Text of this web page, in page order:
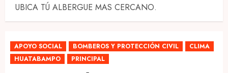
UBICA TÚ ALBERGUE MAS CERCANO.
APOYO SOCIAL BOMBEROS Y PROTECCIÓN CIVIL
CLIMA
HUATABAMPO
PRINCIPAL